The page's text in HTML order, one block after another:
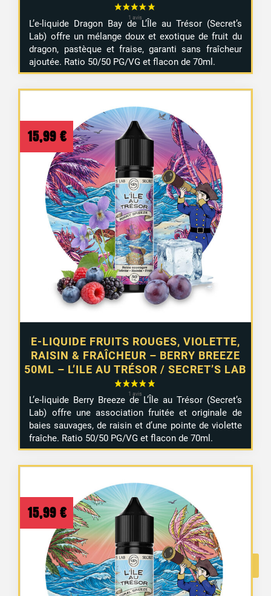
L’e-liquide Dragon Bay de L’Île au Trésor (Secret’s
Lab) offre un mélange doux et exotique de fruit du
dragon, pastèque et fraise, garanti sans fraîcheur
ajoutée. Ratio 50/50 PG/VG et flacon de 70ml.
E-LIQUIDE FRUITS ROUGES, VIOLETTE,
RAISIN & FRAÎCHEUR – BERRY BREEZE
50ML – L’ILE AU TRÉSOR / SECRET’S LAB
15,99 €
L’e-liquide Berry Breeze de L’Île au Trésor (Secret’s
Lab) offre une association fruitée et originale de
baies sauvages, de raisin et d’une pointe de violette
fraîche. Ratio 50/50 PG/VG et flacon de 70ml.
15,99 €